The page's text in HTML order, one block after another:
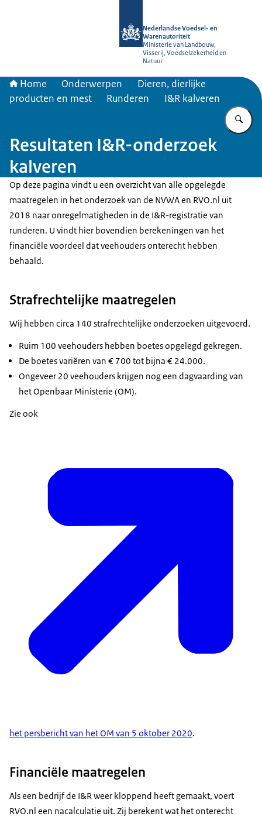
Nederlandse Voedsel- en
Warenautoriteit
Ministerie van Landbouw,
Visserij, Voedselzekerheid en
Natuur
Home Onderwerpen
Dieren, dierlijke
producten en mest
Runderen I&R kalveren
Resultaten I&R-onderzoek
kalveren
Op deze pagina vindt u een overzicht van alle opgelegde
maatregelen in het onderzoek van de NVWA en RVO.nl uit
2018 naar onregelmatigheden in de I&R-registratie van
runderen. U vindt hier bovendien berekeningen van het
financiële voordeel dat veehouders onterecht hebben
behaald.
Strafrechtelijke maatregelen
Wij hebben circa 140 strafrechtelijke onderzoeken uitgevoerd.
Ruim 100 veehouders hebben boetes opgelegd gekregen.
De boetes variëren van € 700 tot bijna € 24.000.
Ongeveer 20 veehouders krijgen nog een dagvaarding van
het Openbaar Ministerie (OM).
Zie ook
het persbericht van het OM van 5 oktober 2020.
Financiële maatregelen
Als een bedrijf de I&R weer kloppend heeft gemaakt, voert
RVO.nl een nacalculatie uit. Zij berekent wat het onterecht